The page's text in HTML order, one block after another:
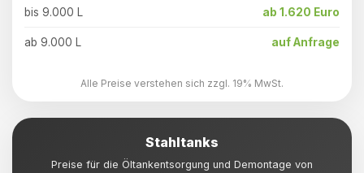
bis 9.000 L ab 1.620 Euro
ab 9.000 L auf Anfrage
Alle Preise verstehen sich zzgl. 19% MwSt.
Stahltanks
Preise für die Öltankentsorgung und Demontage von